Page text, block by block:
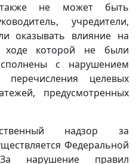
не может быть
учредители,
оказывать влияние на
ходе которой не были
с нарушением
перечисления целевых
предусмотренных
надзор за
Федеральной
нарушение правил